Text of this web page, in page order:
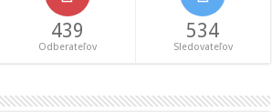
439
Odberateľov
534
Sledovateľov